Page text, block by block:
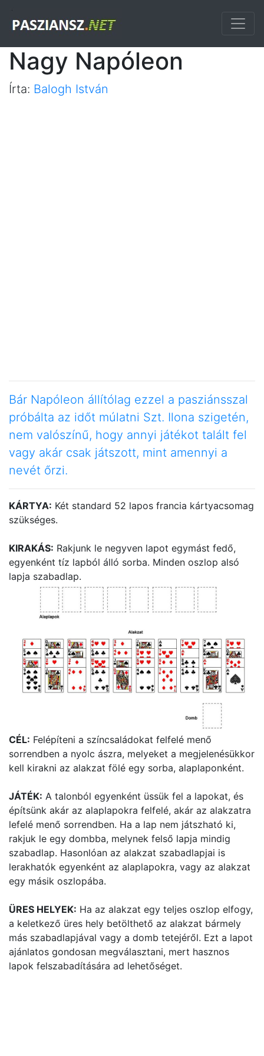
Nagy Napóleon
Írta: Balogh István
Bár Napóleon állítólag ezzel a pasziánsszal
próbálta az időt múlatni Szt. Ilona szigetén,
nem valószínű, hogy annyi játékot talált fel
vagy akár csak játszott, mint amennyi a
nevét őrzi.
KÁRTYA: Két standard 52 lapos francia kártyacsomag
szükséges.
KIRAKÁS: Rakjunk le negyven lapot egymást fedő,
egyenként tíz lapból álló sorba. Minden oszlop alsó
lapja szabadlap.
CÉL: Felépíteni a színcsaládokat felfelé menő
sorrendben a nyolc ászra, melyeket a megjelenésükkor
kell kirakni az alakzat fölé egy sorba, alaplaponként.
JÁTÉK: A talonból egyenként üssük fel a lapokat, és
építsünk akár az alaplapokra felfelé, akár az alakzatra
lefelé menő sorrendben. Ha a lap nem játszható ki,
rakjuk le egy dombba, melynek felső lapja mindig
szabadlap. Hasonlóan az alakzat szabadlapjai is
lerakhatók egyenként az alaplapokra, vagy az alakzat
egy másik oszlopába.
ÜRES HELYEK: Ha az alakzat egy teljes oszlop elfogy,
a keletkező üres hely betölthető az alakzat bármely
más szabadlapjával vagy a domb tetejéről. Ezt a lapot
ajánlatos gondosan megválasztani, mert hasznos
lapok felszabadítására ad lehetőséget.